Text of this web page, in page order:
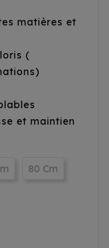
matières et
(
et maintien
80 Cm